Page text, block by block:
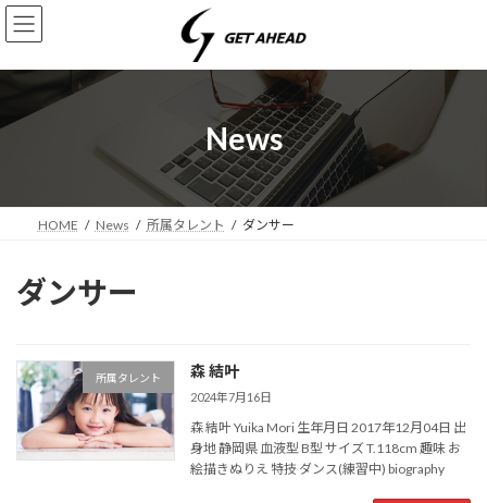
コ
ン
ン
へ
プ
ナ
ビ
ー
ョ
動
News
HOME News 所属タレント ダンサー
ダンサー
所属タレント 森 結叶
2024年7月16日
森 結叶 Yuika Mori 生年月日 2017年12月04日 出
身地 静岡県 血液型 B型 サイズ T.118cm 趣味 お
絵描きぬりえ 特技 ダンス(練習中) biography